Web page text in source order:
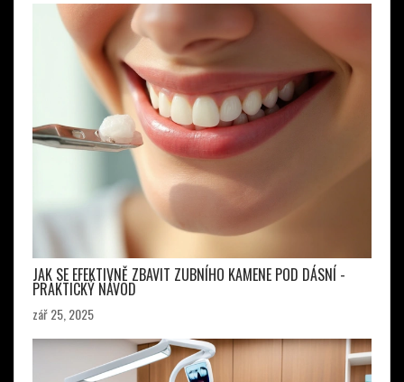
JAK SE EFEKTIVNĚ ZBAVIT ZUBNÍHO KAMENE POD DÁSNÍ -
PRAKTICKÝ NÁVOD
zář 25, 2025